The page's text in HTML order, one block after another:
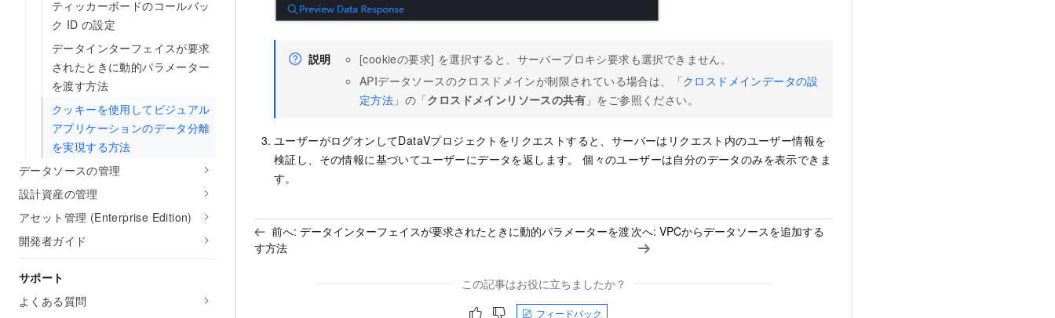
ティッカーボードのコールバッ
ク ID の設定
データインターフェイスが要求
されたときに動的パラメーター
を渡す方法
クッキーを使用してビジュアル
アプリケーションのデータ分離
を実現する方法
データソースの管理
設計資産の管理
アセット管理 (Enterprise Edition)
開発者ガイド
サポート
よくある質問
説明
[cookieの要求] を選択すると、サーバープロキシ要求も選択できません。
APIデータソースのクロスドメインが制限されている場合は、「クロスドメインデータの設
定方法 」の「クロスドメインリソースの共有 」をご参照ください。
ユーザーがログオンしてDataVプロジェクトをリクエストすると、サーバーはリクエスト内のユーザー情報を
検証し、その情報に基づいてユーザーにデータを返します。 個々のユーザーは自分のデータのみを表示できま
す。
前へ: データインターフェイスが要求されたときに動的パラメーターを渡
す方法
次へ:VPCからデータソースを追加する
この記事はお役に立ちましたか？
フィードバック